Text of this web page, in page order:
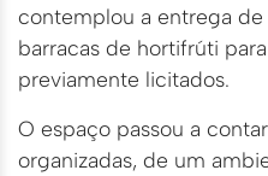
contemplou a entrega de
barracas de hortifrúti
previamente licitados.
O espaço passou a
organizadas, de um